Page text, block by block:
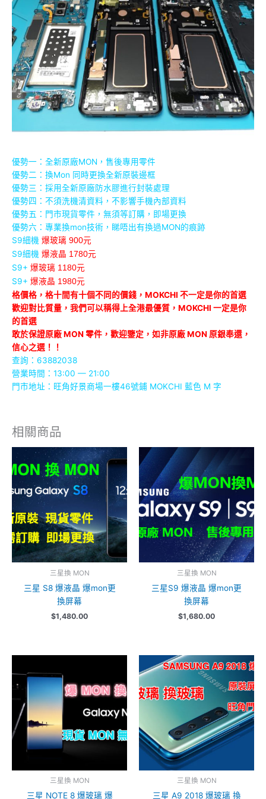
優勢一：全新原廠MON，售後專用零件
優勢二：換Mon 同時更換全新原裝邊框
優勢三：採用全新原廠防水膠進行封裝處理
優勢四：不須洗機清資料，不影響手機內部資料
優勢五：門市現貨零件，無須等訂購，即場更換
優勢六：專業換mon技術，睇唔出有換過MON的痕跡
S9細機 爆玻璃 900元
S9細機 爆液晶 1780元
S9+ 爆玻璃 1180元
S9+ 爆液晶 1980元
格價格，格十間有十個不同的價錢，MOKCHI 不一定是你的首選
歡迎對比質量，我們可以稱得上全港最優質，MOKCHI 一定是你
的首選
敢於保證原廠 MON 零件，歡迎鑒定，如非原廠 MON 原銀奉還，
信心之選！！
查詢：63882038
營業時間：13:00 — 21:00
門市地址：旺角好景商場一樓46號鋪 MOKCHI 藍色 M 字
相關商品
三星換 MON
三星 S8 爆液晶 爆mon更
換屏幕
$1,480.00
三星換 MON
三星S9 爆液晶 爆mon更
換屏幕
$1,680.00
三星換 MON
三星 NOTE 8 爆玻璃 爆
三星換 MON
三星 A9 2018 爆玻璃 換